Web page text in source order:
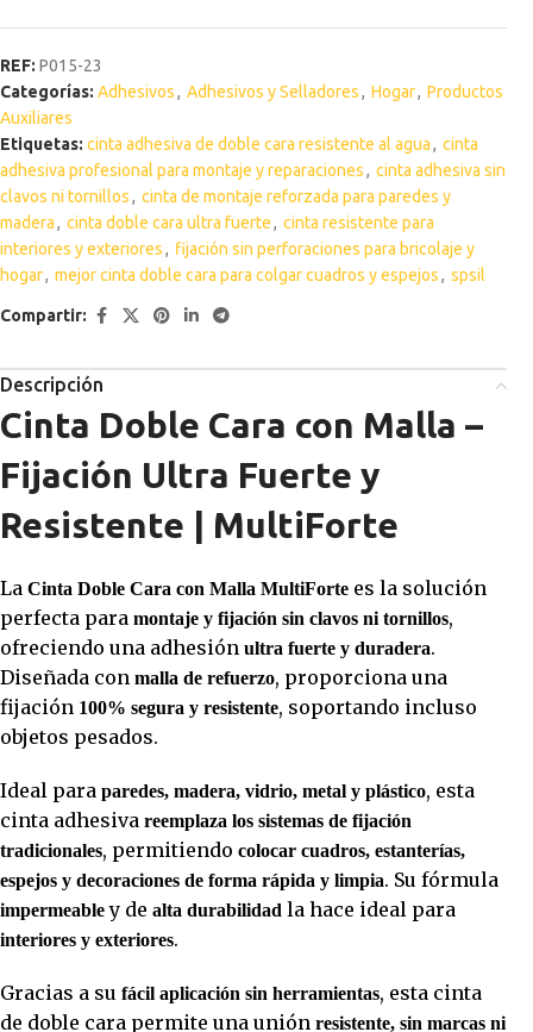
REF: P015-23
Categorías: Adhesivos, Adhesivos y Selladores, Hogar, Productos
Auxiliares
Etiquetas: cinta adhesiva de doble cara resistente al agua, cinta
adhesiva profesional para montaje y reparaciones, cinta adhesiva sin
clavos ni tornillos, cinta de montaje reforzada para paredes y
madera, cinta doble cara ultra fuerte, cinta resistente para
interiores y exteriores, fijación sin perforaciones para bricolaje y
hogar, mejor cinta doble cara para colgar cuadros y espejos, spsil
Compartir:
Descripción
Cinta Doble Cara con Malla –
Fijación Ultra Fuerte y
Resistente | MultiForte
La Cinta Doble Cara con Malla MultiForte es la solución
perfecta para montaje y fijación sin clavos ni tornillos,
ofreciendo una adhesión ultra fuerte y duradera.
Diseñada con malla de refuerzo, proporciona una
fijación 100% segura y resistente, soportando incluso
objetos pesados.
Ideal para paredes, madera, vidrio, metal y plástico, esta
cinta adhesiva reemplaza los sistemas de fijación
tradicionales, permitiendo colocar cuadros, estanterías,
espejos y decoraciones de forma rápida y limpia. Su fórmula
impermeabley de alta durabilidad la hace ideal para
interiores y exteriores.
Gracias a su fácil aplicación sin herramientas, esta cinta
de doble cara permite una unión resistente, sin marcas ni